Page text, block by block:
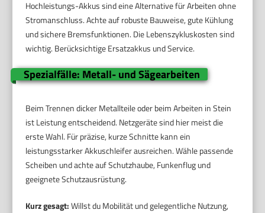
Hochleistungs-Akkus sind eine Alternative für Arbeiten ohne
Stromanschluss. Achte auf robuste Bauweise, gute Kühlung
und sichere Bremsfunktionen. Die Lebenszykluskosten sind
wichtig. Berücksichtige Ersatzakkus und Service.
Spezialfälle: Metall- und Sägearbeiten
Beim Trennen dicker Metallteile oder beim Arbeiten in Stein
ist Leistung entscheidend. Netzgeräte sind hier meist die
erste Wahl. Für präzise, kurze Schnitte kann ein
leistungsstarker Akkuschleifer ausreichen. Wähle passende
Scheiben und achte auf Schutzhaube, Funkenflug und
geeignete Schutzausrüstung.
Kurz gesagt:Willst du Mobilität und gelegentliche Nutzung,